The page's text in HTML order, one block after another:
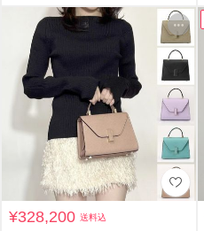
¥328,200送料込